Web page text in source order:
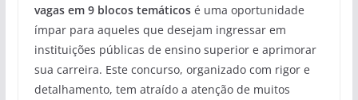
vagas em 9 blocos temáticosé uma oportunidade
ímpar para aqueles que desejam ingressar em
instituições públicas de ensino superior e aprimorar
sua carreira. Este concurso, organizado com rigor e
detalhamento, tem atraído a atenção de muitos